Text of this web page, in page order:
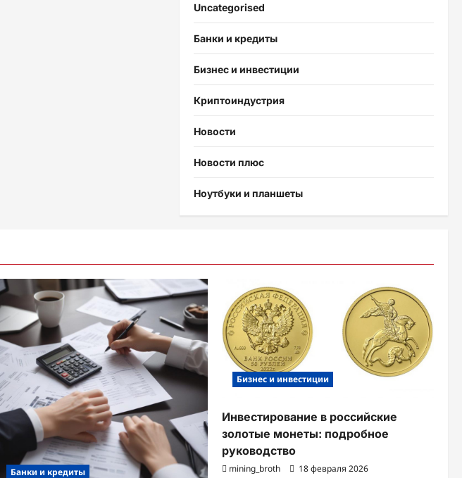
Uncategorised
Банки и кредиты
Бизнес и инвестиции
Криптоиндустрия
Новости
Новости плюс
Ноутбуки и планшеты
Банки и кредиты
Бизнес и инвестиции
Инвестирование в российские
золотые монеты: подробное
руководство
mining_broth 18 февраля 2026